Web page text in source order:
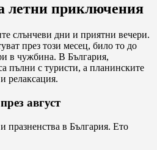
летни приключения
слънчеви дни и приятни вечери.
през този месец, било то до
в чужбина. В България,
пълни с туристи, а планинските
релаксация.
август
празненства в България. Ето